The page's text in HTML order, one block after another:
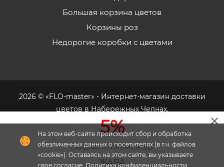
5%
СКИДКА ПО ПРОМОКОДУ
ЖАРА
На этом веб-сайте происходит сбор и обработка
обезличенных данных о посетителях (в т.ч. файлов
«cookie»). Оставаясь на этом сайте, вы указываете
свое согласие. Политика конфиденциальности
Большая корзина цветов
Корзины роз
Недорогие коробки с цветами
2026 © «FLO-master» - Интернет-магазин доставки
цветов в Набережных Челнах.
- комплексное продвижение цветочного